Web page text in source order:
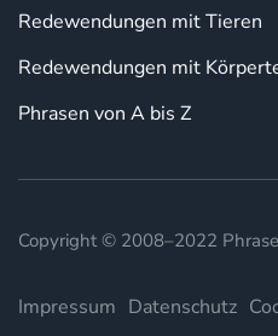
Redewendungen mit Tieren
Redewendungen mit
Phrasen von A bis Z
Copyright © 2008–2022
Impressum Datenschutz